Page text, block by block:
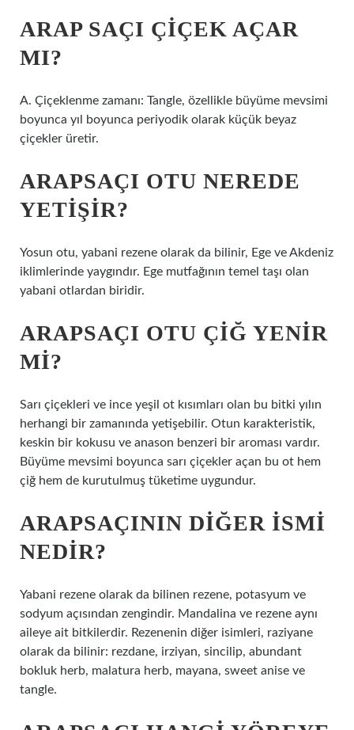
ARAP SAÇI ÇIÇEK AÇAR
MI?
A. Çiçeklenme zamanı: Tangle, özellikle büyüme mevsimi
boyunca yıl boyunca periyodik olarak küçük beyaz
çiçekler üretir.
ARAPSAÇI OTU NEREDE
YETIŞIR?
Yosun otu, yabani rezene olarak da bilinir, Ege ve Akdeniz
iklimlerinde yaygındır. Ege mutfağının temel taşı olan
yabani otlardan biridir.
ARAPSAÇI OTU ÇIĞ YENIR
MI?
Sarı çiçekleri ve ince yeşil ot kısımları olan bu bitki yılın
herhangi bir zamanında yetişebilir. Otun karakteristik,
keskin bir kokusu ve anason benzeri bir aroması vardır.
Büyüme mevsimi boyunca sarı çiçekler açan bu ot hem
çiğ hem de kurutulmuş tüketime uygundur.
ARAPSAÇININ DIĞER ISMI
NEDIR?
Yabani rezene olarak da bilinen rezene, potasyum ve
sodyum açısından zengindir. Mandalina ve rezene aynı
aileye ait bitkilerdir. Rezenenin diğer isimleri, raziyane
olarak da bilinir: rezdane, irziyan, sincilip, abundant
bokluk herb, malatura herb, mayana, sweet anise ve
tangle.